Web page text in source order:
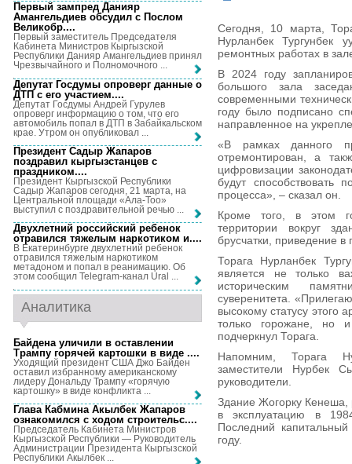
Сегодня, 10 марта,
Нурланбек Тургунбек
ремонтных работах в
В 2024 году
большого зала
современными
году было подписано
направленное на
«В рамках данного
отремонтирован, а
цифровизации
будут способствовать
процесса», – сказал он.
Кроме того, в этом
территории вокруг
брусчатки, приведение
Торага Нурланбек
является не только
историческим
суверенитета.
высокому статусу этого
только горожане, но
подчеркнул Торага.
Напомним, Торага
заместители Нурбек
руководители.
Здание Жогорку Кенеша,
в эксплуатацию в
Последний
году.
Первый зампред Данияр
Амангельдиев обсудил с Послом
Великобр....
Первый заместитель Председателя
Кабинета Министров Кыргызской
Республики Данияр Амангельдиев принял
Чрезвычайного и Полномочного ...
Депутат Госдумы опроверг данные о
ДТП с его участием....
Депутат Госдумы Андрей Гурулев
опроверг информацию о том, что его
автомобиль попал в ДТП в Забайкальском
крае. Утром он опубликовал ...
Президент Садыр Жапаров
поздравил кыргызстанцев с
праздником....
Президент Кыргызской Республики
Садыр Жапаров сегодня, 21 марта, на
Центральной площади «Ала-Тоо»
выступил с поздравительной речью ...
Двухлетний российский ребенок
отравился тяжелым наркотиком и....
В Екатеринбурге двухлетний ребенок
отравился тяжелым наркотиком
метадоном и попал в реанимацию. Об
этом сообщил Telegram-канал Ural ...
Аналитика
Байдена уличили в оставлении
Трампу горячей картошки в виде ....
Уходящий президент США Джо Байден
оставил избранному американскому
лидеру Дональду Трампу «горячую
картошку» в виде конфликта ...
Глава Кабмина Акылбек Жапаров
ознакомился с ходом строительс....
Председатель Кабинета Министров
Кыргызской Республики — Руководитель
Администрации Президента Кыргызской
Республики Акылбек ...